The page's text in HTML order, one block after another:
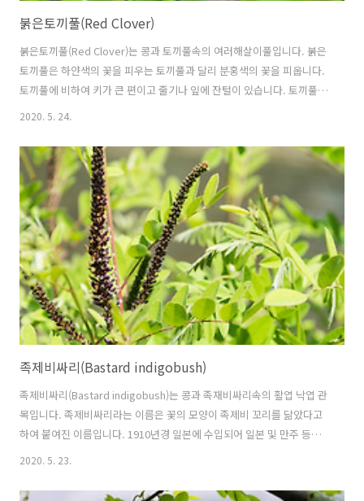
붉은토끼풀(Red Clover)
붉은토끼풀(Red Clover)는 콩과 토끼풀속의 여러해살이풀입니다. 붉은
토끼풀은 하얀색의 꽃을 피우는 토끼풀과 달리 분홍색의 꽃을 피웁니다.
토끼풀에 비하여 키가 큰 편이고 줄기나 잎에 잔털이 있습니다. 토끼풀은
땅바닥에 딱 붙어서 기어서 자라는 데, 붉은토끼풀은 기는 줄기는 덜 발
명 Trifolium pratense L. 1753 분류 식물계 └ 속씨식물문 └ 쌍떡잎
식물강 └ 콩목 └ 콩과 └ 토끼풀속 └ 붉은토끼풀 다른이름 붉은토끼
풀, 레드클로버, 홍차축조(紅車軸草), 홍삼엽(紅三葉), 금화채(金花菜),
red clover 원산지 유럽
2020. 5. 24.
족제비싸리(Bastard indigobush)
족제비싸리(Bastard indigobush)는 콩과 족재비싸리속의 활엽 낙엽 관
목입니다. 족제비싸리라는 이름은 꽃의 모양이 족제비 꼬리를 닮았다고
하여 붙여진 이름입니다. 1910년경 일본에 수입되어 일본 및 만주 등에
L. 1753 분류 식물계 └ 속씨식물문 └ 쌍떡잎식물강 └ 콩목 └ 콩과 └
2020. 5. 23.